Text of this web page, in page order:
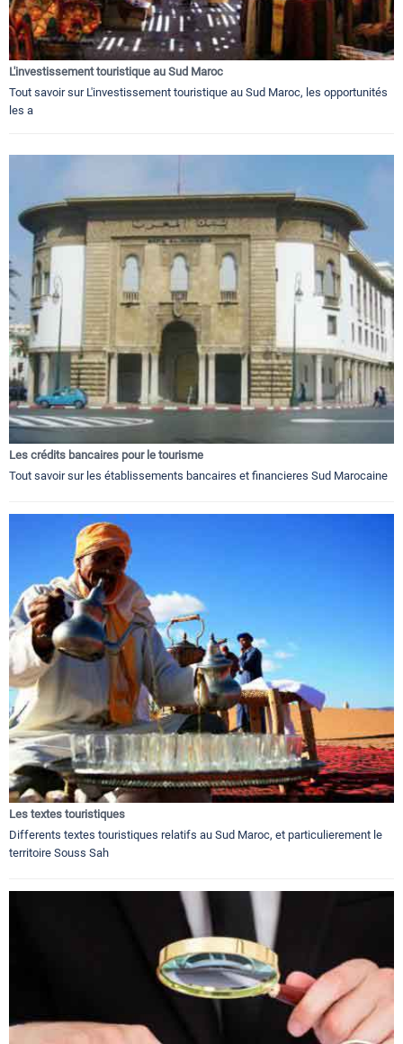
L'investissement touristique au Sud Maroc
Tout savoir sur L'investissement touristique au Sud Maroc, les opportunités
les a
Les crédits bancaires pour le tourisme
Tout savoir sur les établissements bancaires et financieres Sud Marocaine
Les textes touristiques
Differents textes touristiques relatifs au Sud Maroc, et particulierement le
territoire Souss Sah